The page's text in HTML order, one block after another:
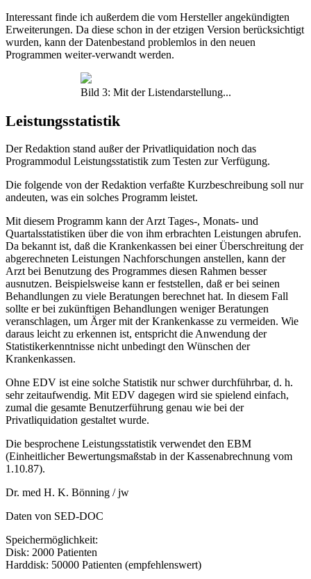
Interessant finde ich außerdem die vom Hersteller angekündigten
Erweiterungen. Da diese schon in der etzigen Version berücksichtigt
wurden, kann der Datenbestand problemlos in den neuen
Programmen weiter-verwandt werden.
Bild 3: Mit der Listendarstellung...
Leistungsstatistik
Der Redaktion stand außer der Privatliquidation noch das
Programmodul Leistungsstatistik zum Testen zur Verfügung.
Die folgende von der Redaktion verfaßte Kurzbeschreibung soll nur
andeuten, was ein solches Programm leistet.
Mit diesem Programm kann der Arzt Tages-, Monats- und
Quartalsstatistiken über die von ihm erbrachten Leistungen abrufen.
Da bekannt ist, daß die Krankenkassen bei einer Überschreitung der
abgerechneten Leistungen Nachforschungen anstellen, kann der
Arzt bei Benutzung des Programmes diesen Rahmen besser
ausnutzen. Beispielsweise kann er feststellen, daß er bei seinen
Behandlungen zu viele Beratungen berechnet hat. In diesem Fall
sollte er bei zukünftigen Behandlungen weniger Beratungen
veranschlagen, um Ärger mit der Krankenkasse zu vermeiden. Wie
daraus leicht zu erkennen ist, entspricht die Anwendung der
Statistikerkenntnisse nicht unbedingt den Wünschen der
Krankenkassen.
Ohne EDV ist eine solche Statistik nur schwer durchführbar, d. h.
sehr zeitaufwendig. Mit EDV dagegen wird sie spielend einfach,
zumal die gesamte Benutzerführung genau wie bei der
Privatliquidation gestaltet wurde.
Die besprochene Leistungsstatistik verwendet den EBM
(Einheitlicher Bewertungsmaßstab in der Kassenabrechnung vom
1.10.87).
Dr. med H. K. Bönning / jw
Daten von SED-DOC
Speichermöglichkeit:
Disk: 2000 Patienten
Harddisk: 50000 Patienten (empfehlenswert)